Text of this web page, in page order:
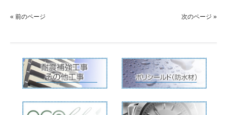
« 前のページ 次のページ »